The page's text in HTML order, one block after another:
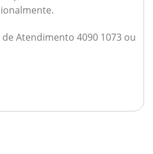
Atendimento 4090 1073 ou